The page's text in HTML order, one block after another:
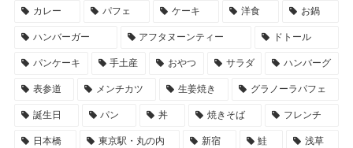
カレー パフェ ケーキ 洋食 お鍋
ハンバーガー アフタヌーンティー ドトール
パンケーキ 手土産 おやつ サラダ ハンバーグ
表参道 メンチカツ 生姜焼き グラノーラパフェ
誕生日 パン 丼 焼きそば フレンチ
日本橋 東京駅・丸の内 新宿 鮭 浅草